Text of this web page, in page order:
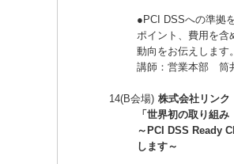
●PCI DSSへの準拠
ポイント、費用を含
動向をお伝えします
講師：営業本部 筒
14(B会場) 株式会社リンク
「世界初の取り組
～PCI DSS Ready
します～